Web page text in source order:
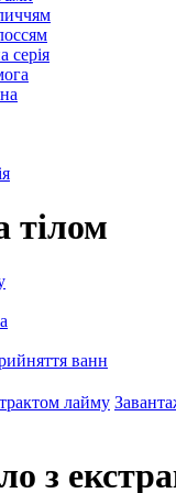
серія
тілом
ванн
з